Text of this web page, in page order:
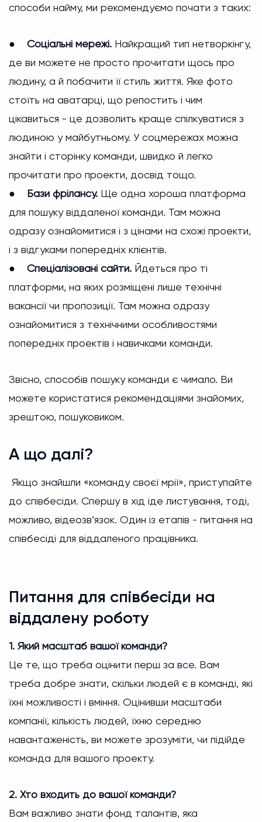
способи найму, ми рекомендуємо почати з таких:
● Соціальні мережі. Найкращий тип нетворкінгу,
де ви можете не просто прочитати щось про
людину, а й побачити її стиль життя. Яке фото
стоїть на аватарці, що репостить і чим
цікавиться - це дозволить краще спілкуватися з
людиною у майбутньому. У соцмережах можна
знайти і сторінку команди, швидко й легко
прочитати про проекти, досвід тощо.
● Бази фрілансу. Ще одна хороша платформа
для пошуку віддаленої команди. Там можна
одразу ознайомитися і з цінами на схожі проекти,
і з відгуками попередніх клієнтів.
● Спеціалізовані сайти. Йдеться про ті
платформи, на яких розміщені лише технічні
вакансії чи пропозиції. Там можна одразу
ознайомитися з технічними особливостями
попередніх проектів і навичками команди.
Звісно, способів пошуку команди є чимало. Ви
можете користатися рекомендаціями знайомих,
зрештою, пошуковиком.
А що далі?
Якщо знайшли «команду своєї мрії», приступайте
до співбесіди. Спершу в хід іде листування, тоді,
можливо, відеозв’язок. Один із етапів - питання на
співбесіді для віддаленого працівника.
Питання для співбесіди на
віддалену роботу
1. Який масштаб вашої команди?
Це те, що треба оцінити перш за все. Вам
треба добре знати, скільки людей є в команді, які
їхні можливості і вміння. Оцінивши масштаби
компанії, кількість людей, їхню середню
навантаженість, ви можете зрозуміти, чи підійде
команда для вашого проекту.
2. Хто входить до вашої команди?
Вам важливо знати фонд талантів, яка